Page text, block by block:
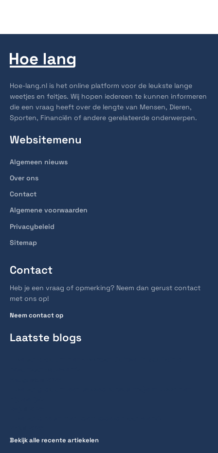
Hoe-lang.nl is het online platform voor de leukste lange
weetjes en feitjes. Wij hopen iedereen te kunnen informeren
die een vraag heeft over de lengte van Mensen, Dieren,
Sporten, Financiën of andere gerelateerde onderwerpen.
Websitemenu
Algemeen nieuws
Over ons
Contact
Algemene voorwaarden
Privacybeleid
Sitemap
Contact
Heb je een vraag of opmerking? Neem dan gerust contact
met ons op!
Neem contact op
Laatste blogs
Bekijk alle recente artiekelen